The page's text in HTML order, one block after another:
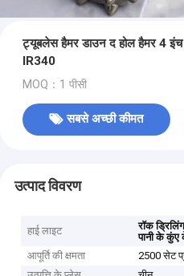
ट्यूबलेस हैमर डाउन द होल हैमर 4 इंच
IR340
MOQ：1 पीसी
सबसे अच्छी कीमत
उत्पाद विवरण
हाई लाइट रॉक
पानी के कुंए
आपूर्ति की क्षमता
2500 सेट